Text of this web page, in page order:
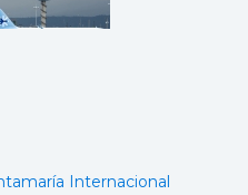
Internacional